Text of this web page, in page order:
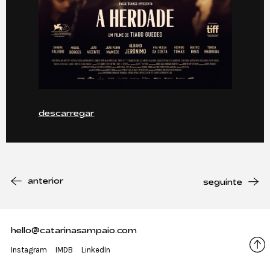
descarregar
anterior seguinte
hello@catarinasampaio.com
Instagram IMDB LinkedIn